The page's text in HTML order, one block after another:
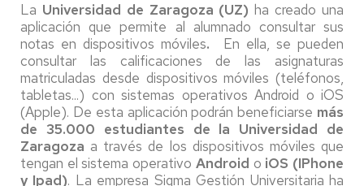
La Universidad de Zaragoza (UZ) ha creado una
aplicación que permite al alumnado consultar sus
notas en dispositivos móviles. En ella, se pueden
consultar las calificaciones de las asignaturas
matriculadas desde dispositivos móviles (teléfonos,
tabletas...) con sistemas operativos Android o iOS
(Apple). De esta aplicación podrán beneficiarse más
de 35.000 estudiantes de la Universidad de
Zaragoza a través de los dispositivos móviles que
tengan el sistema operativo Android o iOS (IPhone
y Ipad). La empresa Sigma Gestión Universitaria ha